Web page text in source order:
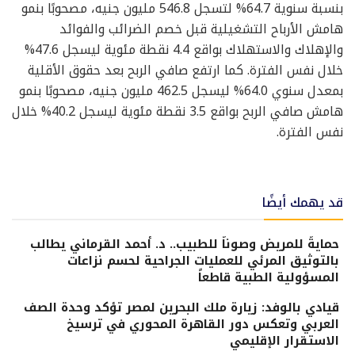
بنسبة سنوية 64.7% لتسجل 546.8 مليون جنيه، مصحوبًا بنمو
هامش الأرباح التشغيلية قبل خصم الضرائب والفوائد
والإهلاك والاستهلاك بواقع 4.4 نقطة مئوية ليسجل 47.6%
خلال نفس الفترة. كما ارتفع صافي الربح بعد حقوق الأقلية
بمعدل سنوي 64.0% ليسجل 462.5 مليون جنيه، مصحوبًا بنمو
هامش صافي الربح بواقع 3.5 نقطة مئوية ليسجل 40.2% خلال
نفس الفترة.
قد يهمك أيضًا
حمايةً للمريض وصوناً للطبيب.. د. أحمد القرماني يطالب
بالتوثيق المرئي للعمليات الجراحية لحسم نزاعات
المسؤولية الطبية قاطعاً
قيادي بالوفد: زيارة ملك البحرين لمصر تؤكد وحدة الصف
العربي وتعكس دور القاهرة المحوري في ترسيخ
الاستقرار الإقليمي